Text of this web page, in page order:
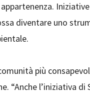
diventare uno
più
“Anche l’iniziativa